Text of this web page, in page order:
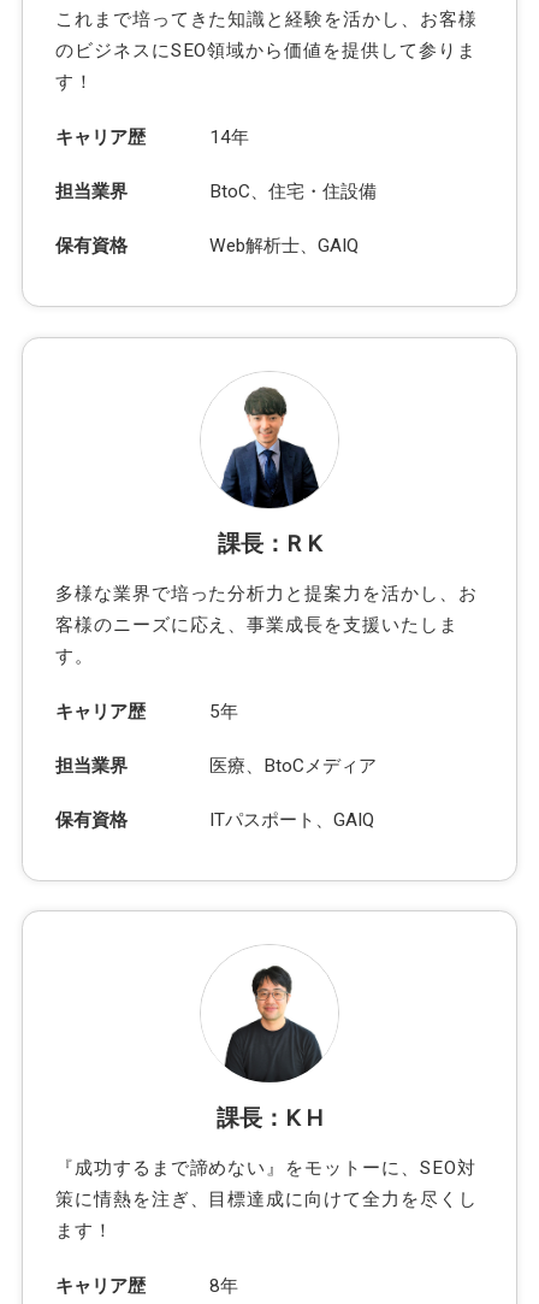
これまで培ってきた知識と経験を活かし、お客様
のビジネスにSEO領域から価値を提供して参りま
す！
キャリア歴 14年
担当業界 BtoC、住宅・住設備
保有資格 Web解析士、GAIQ
課長：R K
多様な業界で培った分析力と提案力を活かし、お
客様のニーズに応え、事業成長を支援いたしま
す。
キャリア歴 5年
担当業界 医療、BtoCメディア
保有資格 ITパスポート、GAIQ
課長：K H
『成功するまで諦めない』をモットーに、SEO対
策に情熱を注ぎ、目標達成に向けて全力を尽くし
ます！
キャリア歴 8年